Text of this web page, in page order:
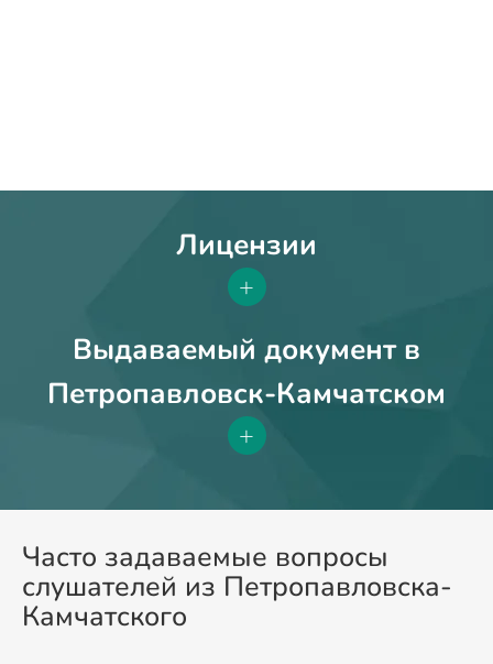
Лицензии
+
Выдаваемый документ в
Петропавловск-Камчатском
+
Часто задаваемые вопросы
слушателей из Петропавловска-
Камчатского